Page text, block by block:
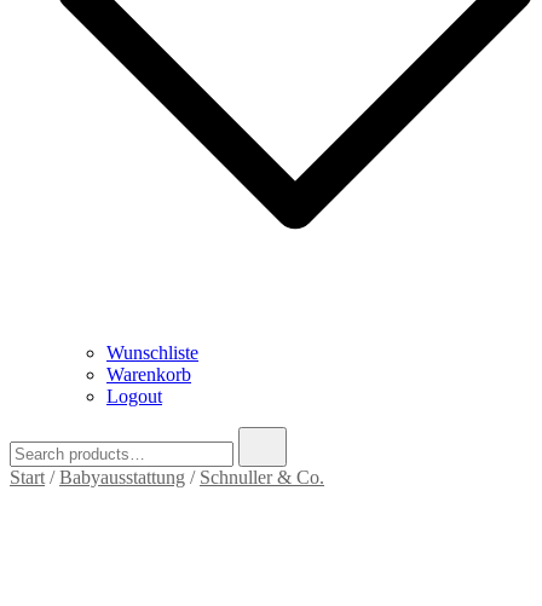
Wunschliste
Warenkorb
Logout
for:
Start /Babyausstattung / Schnuller & Co.